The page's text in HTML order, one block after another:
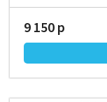
9 150 р